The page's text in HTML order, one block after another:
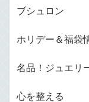
ブシュロン
ホリデー＆福袋
名品！ジュエリ
心を整える